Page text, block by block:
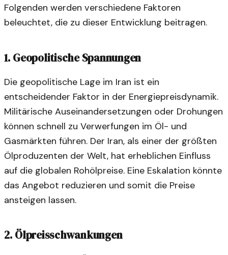
Folgenden werden verschiedene Faktoren
beleuchtet, die zu dieser Entwicklung beitragen.
1. Geopolitische Spannungen
Die geopolitische Lage im Iran ist ein
entscheidender Faktor in der Energiepreisdynamik.
Militärische Auseinandersetzungen oder Drohungen
können schnell zu Verwerfungen im Öl- und
Gasmärkten führen. Der Iran, als einer der größten
Ölproduzenten der Welt, hat erheblichen Einfluss
auf die globalen Rohölpreise. Eine Eskalation könnte
das Angebot reduzieren und somit die Preise
ansteigen lassen.
2. Ölpreisschwankungen